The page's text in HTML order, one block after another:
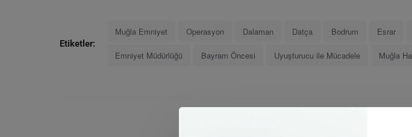
Etiketler:
Muğla Emniyet Operasyon Dalaman Datça Bodrum Esrar
Emniyet Müdürlüğü Bayram Öncesi Uyuşturucu ile Mücadele Muğla